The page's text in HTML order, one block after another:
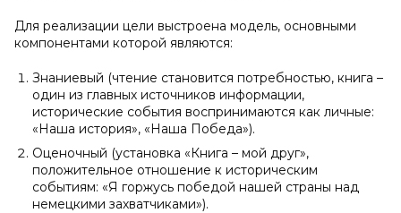
Для реализации цели выстроена модель, основными
компонентами которой являются:
Знаниевый (чтение становится потребностью, книга –
один из главных источников информации,
исторические события воспринимаются как личные:
«Наша история», «Наша Победа»).
Оценочный (установка «Книга – мой друг»,
положительное отношение к историческим
событиям: «Я горжусь победой нашей страны над
немецкими захватчиками»).